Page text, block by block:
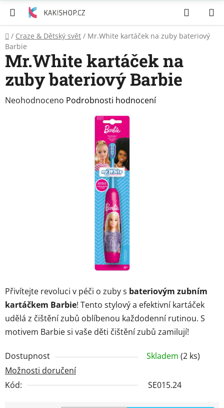
obsah
Hledat
Zubní
pasty
Péče
o
tělo
Domů
/ Craze & Dětský svět / Mr.White kartáček na zuby bateriový
Barbie
Přivítejte revoluci v péči o zuby s bateriovým zubním
kartáčkem Barbie! Tento stylový a efektivní kartáček
udělá z čištění zubů oblíbenou každodenní rutinou. S
motivem Barbie si vaše děti čištění zubů zamilují!
Dostupnost Skladem (2 ks)
Možnosti doručení
Kód:
SE015.24
Mr.White kartáček na
zuby bateriový Barbie
Průměrné
Neohodnoceno Podrobnosti hodnocení